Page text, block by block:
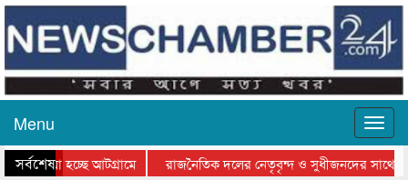
Menu
সর্বশেষ
যাওয়া হচ্ছে আটগ্রামে
রাজনৈতিক দলের নেতৃবৃন্দ ও সুধীজনদের সাথে